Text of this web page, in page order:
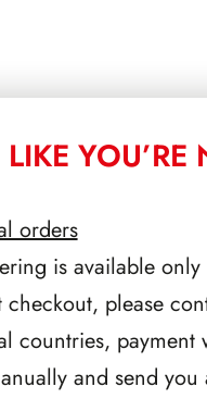
YOU’RE
orders
is available
checkout, please
countries,
and send